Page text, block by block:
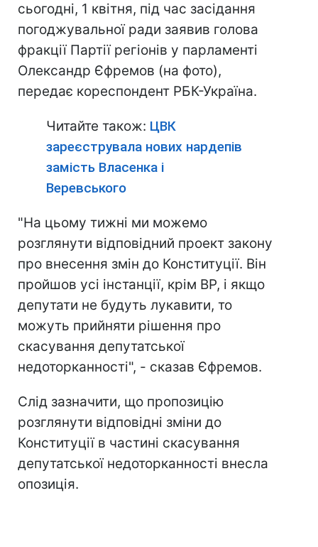
сьогодні, 1 квітня, під час засідання
погоджувальної ради заявив голова
фракції Партії регіонів у парламенті
Олександр Єфремов (на фото),
передає кореспондент РБК-Україна.
Читайте також: ЦВК
зареєструвала нових нардепів
замість Власенка і
Веревського
"На цьому тижні ми можемо
розглянути відповідний проект закону
про внесення змін до Конституції. Він
пройшов усі інстанції, крім ВР, і якщо
депутати не будуть лукавити, то
можуть прийняти рішення про
скасування депутатської
недоторканності", - сказав Єфремов.
Слід зазначити, що пропозицію
розглянути відповідні зміни до
Конституції в частині скасування
депутатської недоторканності внесла
опозиція.